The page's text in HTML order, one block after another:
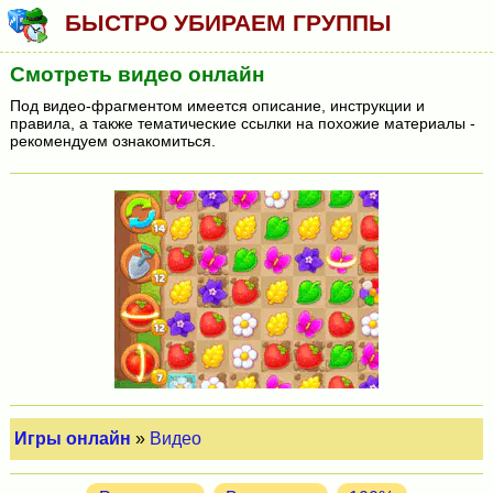
БЫСТРО УБИРАЕМ ГРУППЫ
Смотреть видео онлайн
Под видео-фрагментом имеется описание, инструкции и
правила, а также тематические ссылки на похожие материалы -
рекомендуем ознакомиться.
Игры онлайн » Видео